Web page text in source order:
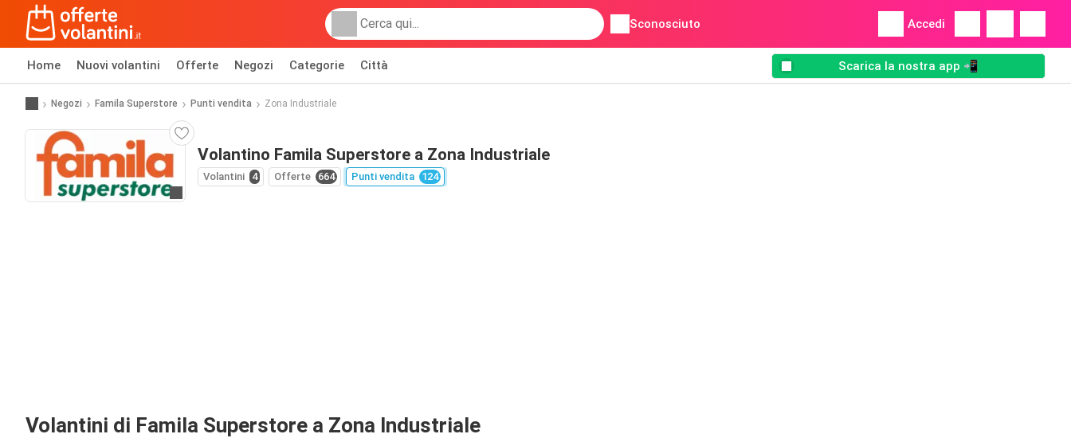
Sconosciuto Accedi
Home Nuovi volantini Offerte Negozi Categorie Città Scarica la nostra app 📲
Negozi Famila Superstore Punti vendita Zona Industriale
Volantino Famila Superstore a Zona Industriale
Volantini 4 Offerte 664 Punti vendita 124
Volantini di Famila Superstore a Zona Industriale